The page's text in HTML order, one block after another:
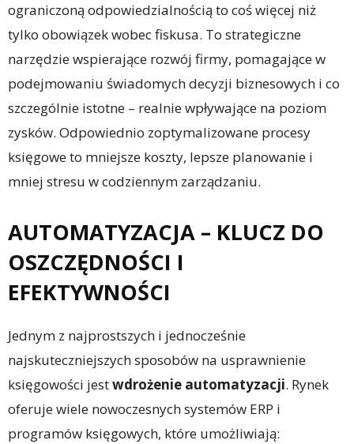
ograniczoną odpowiedzialnością to coś więcej niż
tylko obowiązek wobec fiskusa. To strategiczne
narzędzie wspierające rozwój firmy, pomagające w
podejmowaniu świadomych decyzji biznesowych i co
szczególnie istotne – realnie wpływające na poziom
zysków. Odpowiednio zoptymalizowane procesy
księgowe to mniejsze koszty, lepsze planowanie i
mniej stresu w codziennym zarządzaniu.
AUTOMATYZACJA – KLUCZ DO
OSZCZĘDNOŚCI I
EFEKTYWNOŚCI
Jednym z najprostszych i jednocześnie
najskuteczniejszych sposobów na usprawnienie
księgowości jestwdrożenie automatyzacji. Rynek
oferuje wiele nowoczesnych systemów ERP i
programów księgowych, które umożliwiają: